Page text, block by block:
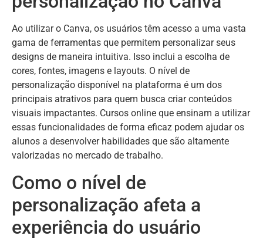
Ao utilizar o Canva, os usuários têm acesso a uma vasta
gama de ferramentas que permitem personalizar seus
designs de maneira intuitiva. Isso inclui a escolha de
cores, fontes, imagens e layouts. O nível de
personalização disponível na plataforma é um dos
principais atrativos para quem busca criar conteúdos
visuais impactantes. Cursos online que ensinam a utilizar
essas funcionalidades de forma eficaz podem ajudar os
alunos a desenvolver habilidades que são altamente
valorizadas no mercado de trabalho.
Como o nível de
personalização afeta a
experiência do usuário